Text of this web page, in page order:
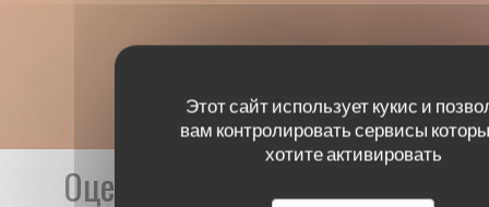
Этот сайт использует кукис и
вам контролировать сервисы
хотите активировать
Оценки наших посетителей